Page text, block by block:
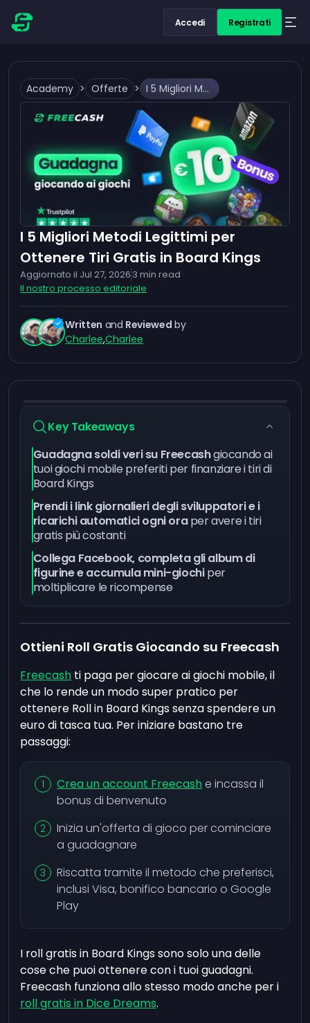
Accedi Registrati
Academy > Offerte > I 5 Migliori Metodi Legittimi per Ottenere Tiri Gratis in Board Kings
I 5 Migliori Metodi Legittimi per
Ottenere Tiri Gratis in Board Kings
Aggiornato il Jul 27, 2026 3 min read
Il nostro processo editoriale
Written and Reviewed by
Charlee,Charlee
Key Takeaways
Guadagna soldi veri su Freecashgiocando ai
tuoi giochi mobile preferiti per finanziare i tiri di
Board Kings
Prendi i link giornalieri degli sviluppatori e i
ricarichi automatici ogni oraper avere i tiri
gratis più costanti
Collega Facebook, completa gli album di
figurine e accumula mini-giochiper
moltiplicare le ricompense
Ottieni Roll Gratis Giocando su Freecash
Freecash ti paga per giocare ai giochi mobile, il
che lo rende un modo super pratico per
ottenere Roll in Board Kings senza spendere un
euro di tasca tua. Per iniziare bastano tre
passaggi:
Crea un account Freecash e incassa il
bonus di benvenuto
Inizia un'offerta di gioco per cominciare
a guadagnare
Riscatta tramite il metodo che preferisci,
inclusi Visa, bonifico bancario o Google
Play
I roll gratis in Board Kings sono solo una delle
cose che puoi ottenere con i tuoi guadagni.
Freecash funziona allo stesso modo anche per i
roll gratis in Dice Dreams.